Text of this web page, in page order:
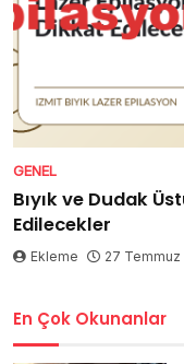
GENEL
Bıyık ve Dudak
Edilecekler
Ekleme 27 Temmuz
En Çok Okunanlar